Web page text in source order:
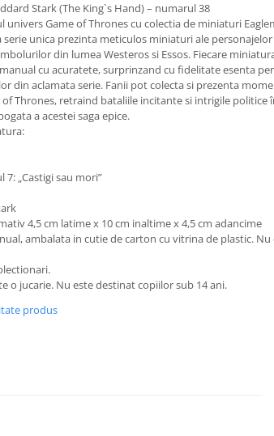
–
Stark (The King`s Hand) – numarul 38
univers Game of Thrones cu colectia de miniaturi
serie unica prezinta meticulos miniaturi ale
din lumea Westeros si Essos. Fiecare
cu acuratete, surprinzand cu fidelitate esenta
din aclamata serie. Fanii pot colecta si prezenta
Thrones, retraind bataliile incitante si intrigile politice
a acestei saga epice.
7: „Castigi sau mori”
4,5 cm latime x 10 cm inaltime x 4,5 cm adancime
ambalata in cutie de carton cu vitrina de plastic.
o jucarie. Nu este destinat copiilor sub 14 ani.
produs